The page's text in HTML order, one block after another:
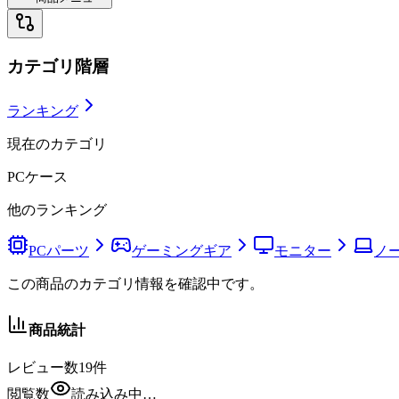
カテゴリ階層
ランキング
現在のカテゴリ
PCケース
他のランキング
PCパーツ ゲーミングギア モニター ノ
この商品のカテゴリ情報を確認中です。
商品統計
レビュー数19件
閲覧数
読み込み中…